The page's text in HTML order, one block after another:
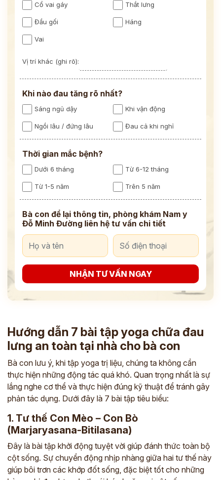
Cổ vai gáy Thắt lưng
Đầu gối Háng
Vai
Vị trí khác (ghi rõ):
Khi nào đau tăng rõ nhất?
Sáng ngủ dậy Khi vận động
Ngồi lâu / đứng lâu Đau cả khi nghỉ
Thời gian mắc bệnh?
Dưới 6 tháng Từ 6-12 tháng
Từ 1-5 năm Trên 5 năm
Bà con để lại thông tin, phòng khám Nam y
Đỗ Minh Đường liên hệ tư vấn chi tiết
NHẬN TƯ VẤN NGAY
Hướng dẫn 7 bài tập yoga chữa đau
lưng an toàn tại nhà cho bà con
Bà con lưu ý, khi tập yoga trị liệu, chúng ta không cần
thực hiện những động tác quá khó. Quan trọng nhất là sự
lắng nghe cơ thể và thực hiện đúng kỹ thuật để tránh gây
phản tác dụng. Dưới đây là 7 bài tập tiêu biểu:
1. Tư thế Con Mèo – Con Bò
(Marjaryasana-Bitilasana)
Đây là bài tập khởi động tuyệt vời giúp đánh thức toàn bộ
cột sống. Sự chuyển động nhịp nhàng giữa hai tư thế này
giúp bôi trơn các khớp đốt sống, đặc biệt tốt cho những